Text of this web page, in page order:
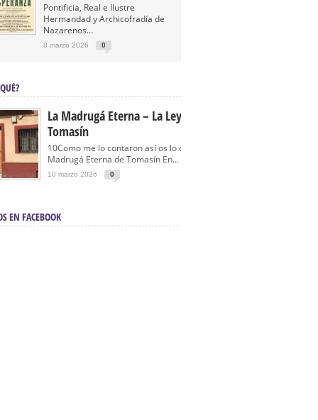
Pontificia, Real e Ilustre
Hermandad y Archicofradía de
Nazarenos...
8 marzo 2026 0
La Madrugá Eterna – La Leyenda De
Tomasín
10Como me lo contaron así os lo cuento… La
Madrugá Eterna de Tomasín En...
10 marzo 2026 0
EN FACEBOOK